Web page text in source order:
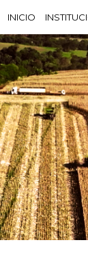
INICIO